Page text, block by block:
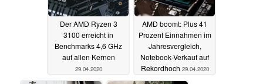
Der AMD Ryzen 3
3100 erreicht in
Benchmarks 4,6 GHz
auf allen Kernen
29.04.2020
AMD boomt: Plus 41
Prozent Einnahmen im
Jahresvergleich,
Notebook-Verkauf auf
Rekordhoch 29.04.2020